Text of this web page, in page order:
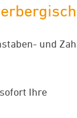
und
Ihre